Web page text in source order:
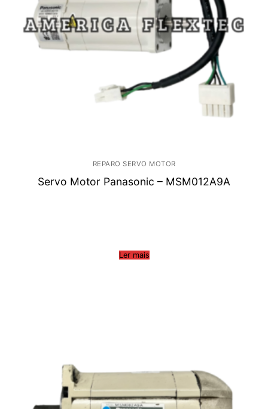
REPARO SERVO MOTOR
Servo Motor Panasonic – MSM012A9A
Ler mais